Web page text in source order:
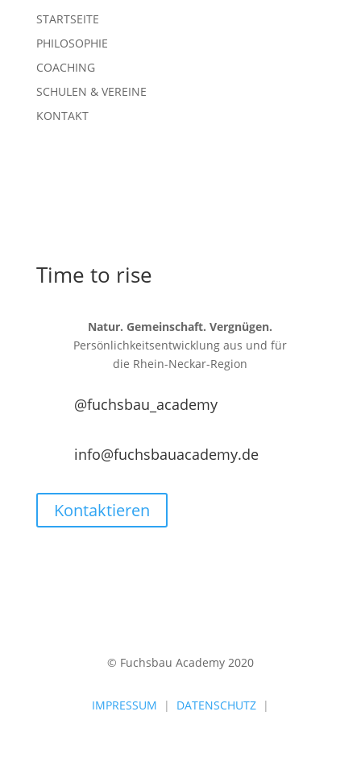
STARTSEITE
PHILOSOPHIE
COACHING
SCHULEN & VEREINE
KONTAKT
Time to rise
Natur. Gemeinschaft. Vergnügen.
Persönlichkeitsentwicklung aus und für
die Rhein-Neckar-Region
@fuchsbau_academy
info@fuchsbauacademy.de
Kontaktieren
© Fuchsbau Academy 2020
IMPRESSUM | DATENSCHUTZ |